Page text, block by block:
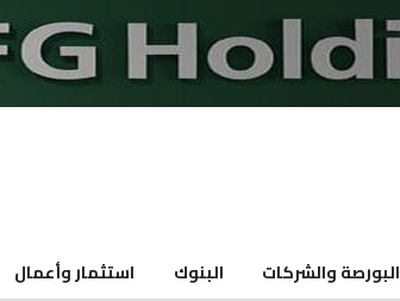
البورصة والشركات البنوك استثمار وأعمال